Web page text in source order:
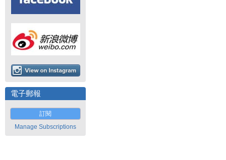
電子郵報
訂閱
Manage Subscriptions